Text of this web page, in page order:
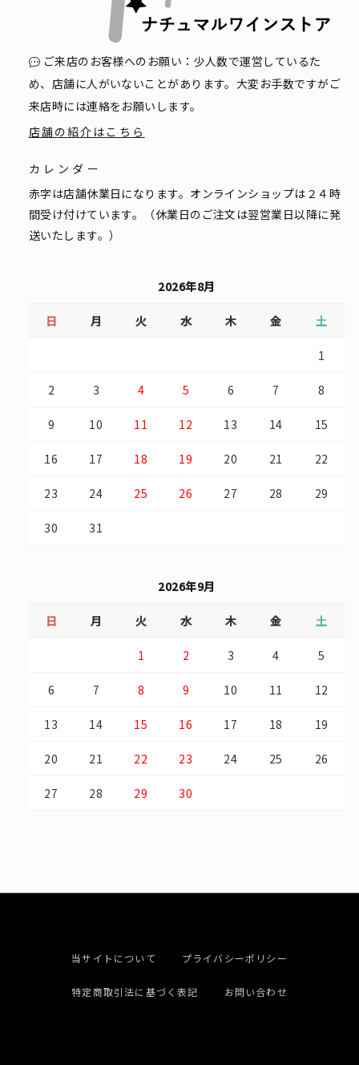
ご来店のお客様へのお願い：少人数で運営しているた
め、店舗に人がいないことがあります。大変お手数ですがご
来店時には連絡をお願いします。
店舗の紹介はこちら
カレンダー
赤字は店舗休業日になります。オンラインショップは２４時
間受け付けています。（休業日のご注文は翌営業日以降に発
送いたします。）
2026年8月
日 月 火 水 木 金 土
1
2 3 4 5 6 7 8
9 10 11 12 13 14 15
16 17 18 19 20 21 22
23 24 25 26 27 28 29
30 31
2026年9月
日 月 火 水 木 金 土
1 2 3 4 5
6 7 8 9 10 11 12
13 14 15 16 17 18 19
20 21 22 23 24 25 26
27 28 29 30
当サイトについて プライバシーポリシー
特定商取引法に基づく表記 お問い合わせ